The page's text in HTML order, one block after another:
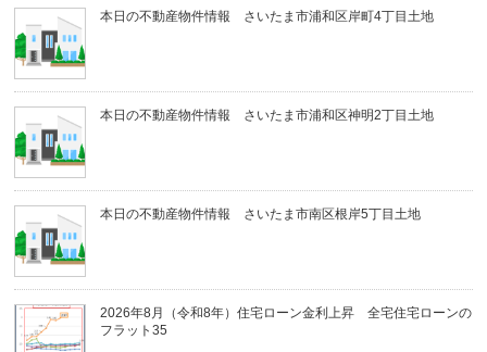
本日の不動産物件情報 さいたま市浦和区岸町4丁目土地
本日の不動産物件情報 さいたま市浦和区神明2丁目土地
本日の不動産物件情報 さいたま市南区根岸5丁目土地
2026年8月（令和8年）住宅ローン金利上昇 全宅住宅ローンの
フラット35